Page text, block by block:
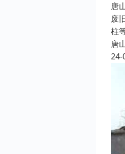
唐
废
柱
唐
24-